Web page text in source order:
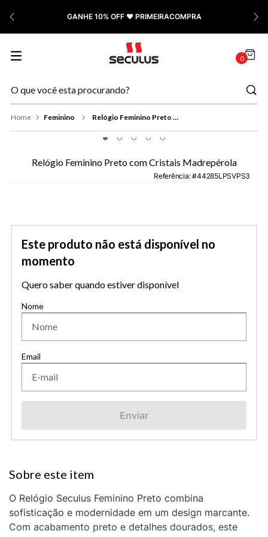
GANHE 10% OFF ❤️ PRIMEIRACOMPRA
0
Feminino Relógio Feminino Preto com Cristais Madrepérola
Relógio Feminino Preto com Cristais Madrepérola
Referência: 44285LPSVPS3
Este produto não está disponível no
momento
Quero saber quando estiver disponível
Enviar
O Relógio Seculus Feminino Preto combina
sofisticação e modernidade em um design marcante.
Com acabamento preto e detalhes dourados, este
9º